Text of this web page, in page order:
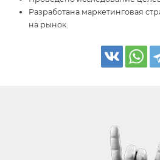
Разработана маркетинговая
на рынок.